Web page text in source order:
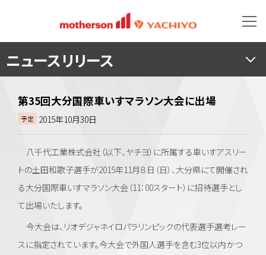
ニュースリリース
第35回大分国際車いすマラソン大会に出場
予定 2015年10月30日
八千代工業株式会社（以下、ヤチヨ）に所属する車いすアスリー
トの土田和歌子選手が2015年11月８日（日）、大分県にて開催され
る大分国際車いすマラソン大会（11：00スタート）に招待選手とし
て出場いたします。
今大会は、リオデジャネイロパラリンピックの代表選手選考レー
スに指定されています。今大会で外国人選手を含む3位以内かつ